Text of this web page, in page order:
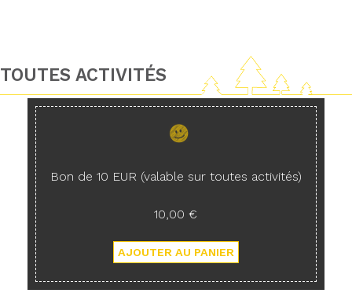
TOUTES ACTIVITÉS
Bon de 10 EUR (valable sur toutes activités)
10,00 €